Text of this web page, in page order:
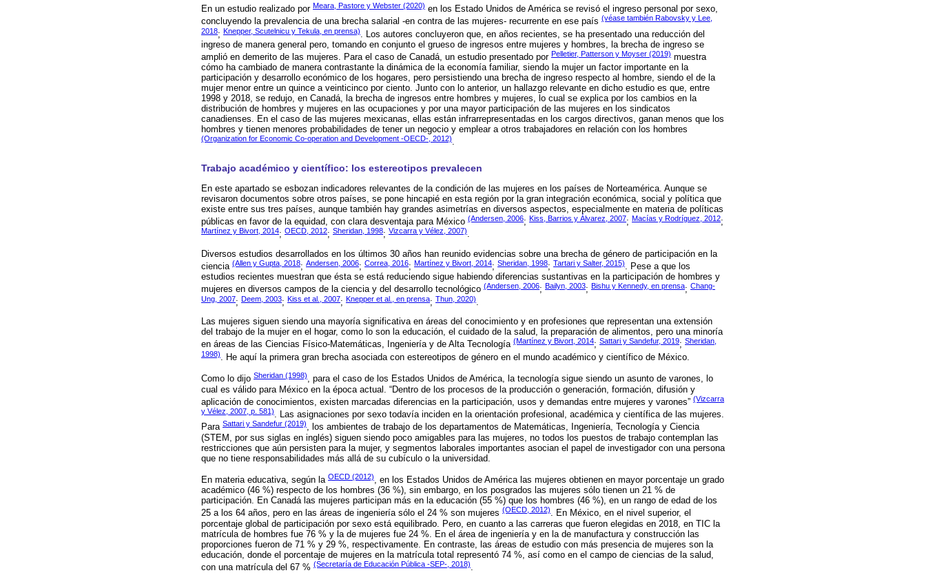
En un estudio realizado por Meara, Pastore y Webster (2020) en los Estado Unidos de América se revisó el ingreso personal por sexo,
concluyendo la prevalencia de una brecha salarial -en contra de las mujeres- recurrente en ese país (véase también Rabovsky y Lee,
2018; Knepper, Scutelnicu y Tekula, en prensa). Los autores concluyeron que, en años recientes, se ha presentado una reducción del
ingreso de manera general pero, tomando en conjunto el grueso de ingresos entre mujeres y hombres, la brecha de ingreso se
amplió en demerito de las mujeres. Para el caso de Canadá, un estudio presentado por Pelletier, Patterson y Moyser (2019) muestra
cómo ha cambiado de manera contrastante la dinámica de la economía familiar, siendo la mujer un factor importante en la
participación y desarrollo económico de los hogares, pero persistiendo una brecha de ingreso respecto al hombre, siendo el de la
mujer menor entre un quince a veinticinco por ciento. Junto con lo anterior, un hallazgo relevante en dicho estudio es que, entre
1998 y 2018, se redujo, en Canadá, la brecha de ingresos entre hombres y mujeres, lo cual se explica por los cambios en la
distribución de hombres y mujeres en las ocupaciones y por una mayor participación de las mujeres en los sindicatos
canadienses. En el caso de las mujeres mexicanas, ellas están infrarrepresentadas en los cargos directivos, ganan menos que los
hombres y tienen menores probabilidades de tener un negocio y emplear a otros trabajadores en relación con los hombres
(Organization for Economic Co-operation and Development -OECD-, 2012).
Trabajo académico y científico: los estereotipos prevalecen
En este apartado se esbozan indicadores relevantes de la condición de las mujeres en los países de Norteamérica. Aunque se
revisaron documentos sobre otros países, se pone hincapié en esta región por la gran integración económica, social y política que
existe entre sus tres países, aunque también hay grandes asimetrías en diversos aspectos, especialmente en materia de políticas
públicas en favor de la equidad, con clara desventaja para México (Andersen, 2006; Kiss, Barrios y Álvarez, 2007; Macías y Rodríguez, 2012;
Martínez y Bivort, 2014; OECD, 2012; Sheridan, 1998; Vizcarra y Vélez, 2007).
Diversos estudios desarrollados en los últimos 30 años han reunido evidencias sobre una brecha de género de participación en la
ciencia (Allen y Gupta, 2018; Andersen, 2006; Correa, 2016; Martínez y Bivort, 2014; Sheridan, 1998; Tartari y Salter, 2015). Pese a que los
estudios recientes muestran que ésta se está reduciendo sigue habiendo diferencias sustantivas en la participación de hombres y
mujeres en diversos campos de la ciencia y del desarrollo tecnológico (Andersen, 2006; Bailyn, 2003; Bishu y Kennedy, en prensa; Chang-
Ung, 2007; Deem, 2003; Kiss et al., 2007; Knepper et al., en prensa; Thun, 2020).
Las mujeres siguen siendo una mayoría significativa en áreas del conocimiento y en profesiones que representan una extensión
del trabajo de la mujer en el hogar, como lo son la educación, el cuidado de la salud, la preparación de alimentos, pero una minoría
en áreas de las Ciencias Físico-Matemáticas, Ingeniería y de Alta Tecnología (Martínez y Bivort, 2014; Sattari y Sandefur, 2019; Sheridan,
1998). He aquí la primera gran brecha asociada con estereotipos de género en el mundo académico y científico de México.
Como lo dijo Sheridan (1998), para el caso de los Estados Unidos de América, la tecnología sigue siendo un asunto de varones, lo
cual es válido para México en la época actual. “Dentro de los procesos de la producción o generación, formación, difusión y
aplicación de conocimientos, existen marcadas diferencias en la participación, usos y demandas entre mujeres y varones” (Vizcarra
y Vélez, 2007, p. 581). Las asignaciones por sexo todavía inciden en la orientación profesional, académica y científica de las mujeres.
Para Sattari y Sandefur (2019), los ambientes de trabajo de los departamentos de Matemáticas, Ingeniería, Tecnología y Ciencia
(STEM, por sus siglas en inglés) siguen siendo poco amigables para las mujeres, no todos los puestos de trabajo contemplan las
restricciones que aún persisten para la mujer, y segmentos laborales importantes asocian el papel de investigador con una persona
que no tiene responsabilidades más allá de su cubículo o la universidad.
En materia educativa, según la OECD (2012), en los Estados Unidos de América las mujeres obtienen en mayor porcentaje un grado
académico (46 %) respecto de los hombres (36 %), sin embargo, en los posgrados las mujeres sólo tienen un 21 % de
participación. En Canadá las mujeres participan más en la educación (55 %) que los hombres (46 %), en un rango de edad de los
25 a los 64 años, pero en las áreas de ingeniería sólo el 24 % son mujeres (OECD, 2012). En México, en el nivel superior, el
porcentaje global de participación por sexo está equilibrado. Pero, en cuanto a las carreras que fueron elegidas en 2018, en TIC la
matrícula de hombres fue 76 % y la de mujeres fue 24 %. En el área de ingeniería y en la de manufactura y construcción las
proporciones fueron de 71 % y 29 %, respectivamente. En contraste, las áreas de estudio con más presencia de mujeres son la
educación, donde el porcentaje de mujeres en la matrícula total representó 74 %, así como en el campo de ciencias de la salud,
con una matrícula del 67 % (Secretaría de Educación Pública -SEP-, 2018).